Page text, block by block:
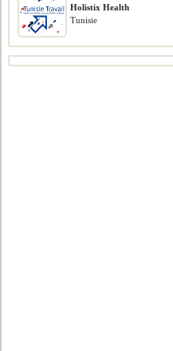
Holistix Health
Tunisie